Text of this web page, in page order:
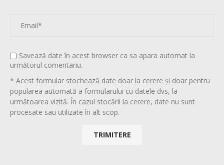
Savează date în acest browser ca sa apara automat la
următorul comentariu.
* Acest formular stochează date doar la cerere și doar pentru
popularea automată a formularului cu datele dvs, la
următoarea vizită. În cazul stocării la cerere, date nu sunt
procesate sau utilizate în alt scop.